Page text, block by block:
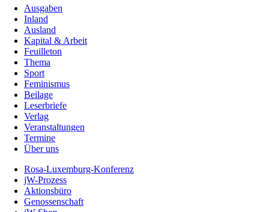
Ausgaben
Inland
Ausland
Kapital & Arbeit
Feuilleton
Thema
Sport
Feminismus
Beilage
Leserbriefe
Verlag
Veranstaltungen
Termine
Über uns
Rosa-Luxemburg-Konferenz
jW-Prozess
Aktionsbüro
Genossenschaft